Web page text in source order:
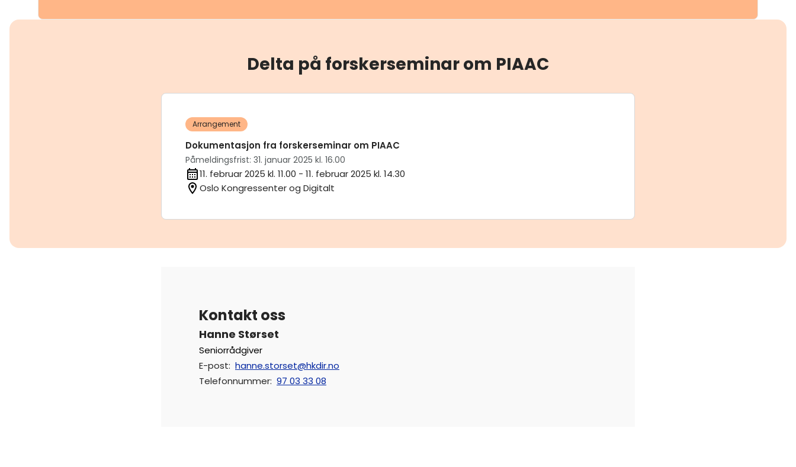
Delta på forskerseminar om PIAAC
Arrangement
Dokumentasjon fra forskerseminar om PIAAC
Påmeldingsfrist: 31. januar 2025 kl. 16.00
11. februar 2025 kl. 11.00 - 11. februar 2025 kl. 14.30
Oslo Kongressenter og Digitalt
Kontakt oss
Hanne Størset
Seniorrådgiver
E-post: hanne.storset@hkdir.no
Telefonnummer: 97 03 33 08